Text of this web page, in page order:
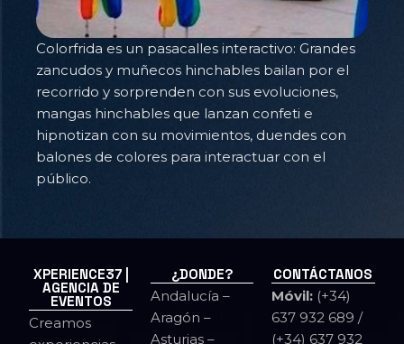
Colorfrida es un pasacalles interactivo: Grandes
zancudos y muñecos hinchables bailan por el
recorrido y sorprenden con sus evoluciones,
mangas hinchables que lanzan confeti e
hipnotizan con su movimientos, duendes con
balones de colores para interactuar con el
público.
XPERIENCE37 |
AGENCIA DE
EVENTOS
Creamos
¿DONDE?
Andalucía –
Aragón –
Asturias –
CONTÁCTANOS
Móvil: (+34)
637 932 689 /
(+34) 637 932